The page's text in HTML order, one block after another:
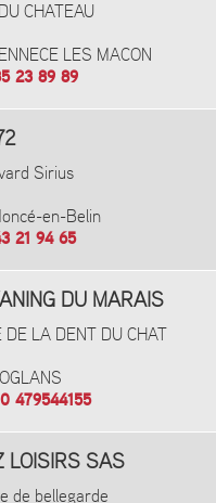
CHATEAU
LES MACON
23 89 89
Sirius
en-Belin
21 94 65
DU MARAIS
LA DENT DU CHAT
479544155
LOISIRS SAS
de bellegarde